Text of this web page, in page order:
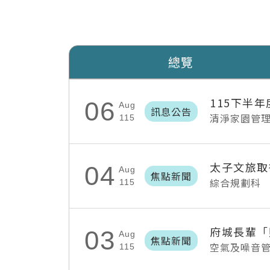
總覽
06 Aug
115
訊息公告
115下半年
清淨家園管
04 Aug
115
焦點新聞
太子文旅
綜合規劃科
03 Aug
115
焦點新聞 空氣及噪音